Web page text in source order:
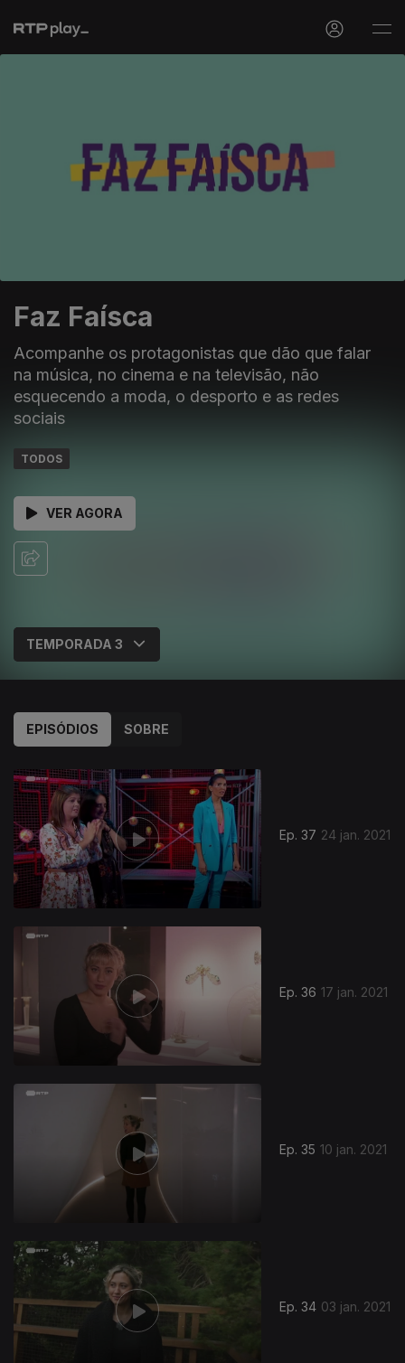
Faz Faísca
Acompanhe os protagonistas que dão que falar
na música, no cinema e na televisão, não
esquecendo a moda, o desporto e as redes
sociais
TODOS
VER AGORA
EPISÓDIOS SOBRE
Ep. 37 24 jan. 2021
Ep. 36 17 jan. 2021
Ep. 35 10 jan. 2021
Ep. 34 03 jan. 2021